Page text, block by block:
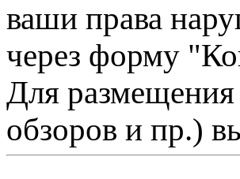
ваши права
через форму
Для размещения
обзоров и пр.)